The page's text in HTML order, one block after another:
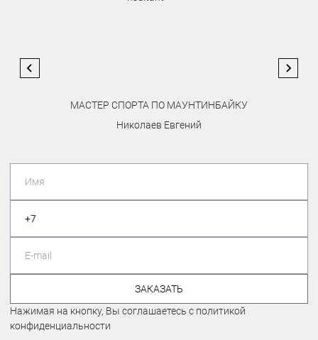
МАСТЕР СПОРТА ПО МАУНТИНБАЙКУ
Николаев Евгений
ЗАКАЗАТЬ
Нажимая на кнопку, Вы соглашаетесь с политикой
конфиденциальности